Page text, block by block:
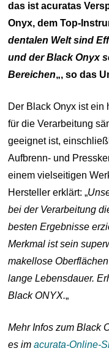
das ist acuratas
Onyx, dem Top-
dentalen Welt sind
und der Black Onyx
Bereichen„, so das
Der Black Onyx ist ein
für die Verarbeitung
geeignet ist,
Aufbrenn- und
einem vielseitigen
Hersteller erklärt: „
bei der Verarbeitung
besten Ergebnisse
Merkmal ist sein
makellose
lange Lebensdauer.
Black ONYX.„
Mehr Infos zum Black
es imacurata-Online-